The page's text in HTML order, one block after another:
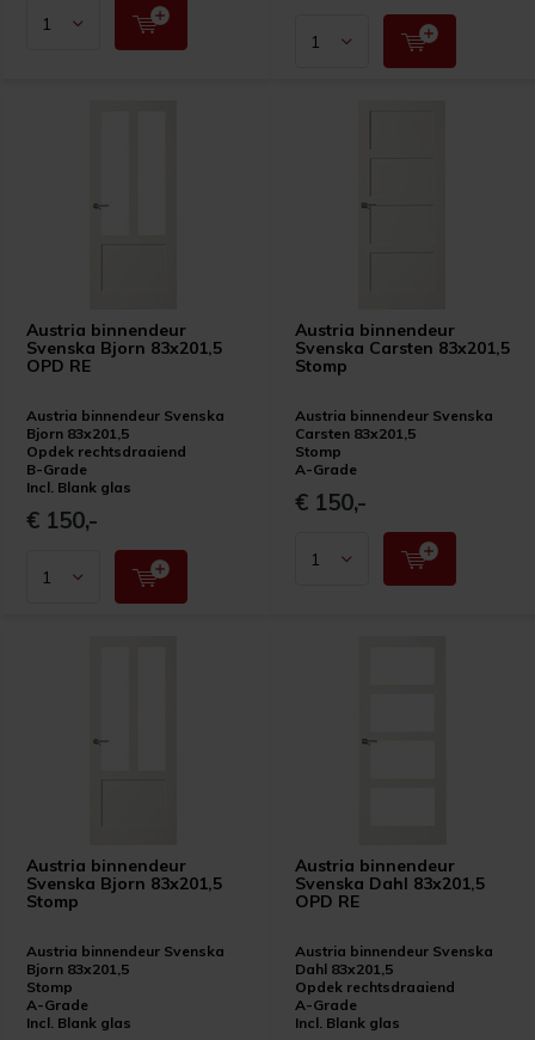
Austria binnendeur
Svenska Bjorn 83x201,5
OPD RE
Austria binnendeur Svenska
Bjorn 83x201,5
Opdek rechtsdraaiend
B-Grade
Incl. Blank glas
€ 150,-
Austria binnendeur
Svenska Carsten 83x201,5
Stomp
Austria binnendeur Svenska
Carsten 83x201,5
Stomp
A-Grade
€ 150,-
Austria binnendeur
Svenska Bjorn 83x201,5
Stomp
Austria binnendeur Svenska
Bjorn 83x201,5
Stomp
A-Grade
Incl. Blank glas
Austria binnendeur
Svenska Dahl 83x201,5
OPD RE
Austria binnendeur Svenska
Dahl 83x201,5
Opdek rechtsdraaiend
A-Grade
Incl. Blank glas